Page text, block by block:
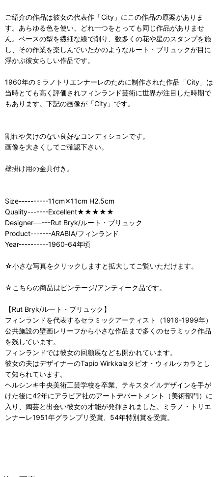
ご紹介の作品は彼女の代表作「City」にこの作品の原案がありま
す。あらゆる色を使い、どれ一つをとっても同じ作品がありませ
ん。ベースの型を繊細な線で削り、数多くの花や星のスタンプを施
し、その作業を楽しんでいたかのようなルート・ブリュックが目に
浮かぶ彼女らしい作品です。
1960年のミラノトリエンナーレのために制作された作品「City」は
当時とても高く評価されフィンランド芸術に世界が注目した時期で
もあります。下記の画像が「City」です。
割れや欠けのない良好なコンディションです。
画像を大きくしてご確認下さい。
壁掛け用の金具付き。
Size----------11cm✕11cm H2.5cm
Quality-------Excellent★★★★★
Designer------Rut Bryk/ルート・ブリュック
Product-------ARABIA/フィンランド
Year----------1960-64年頃
☆小さな写真をクリックしますと拡大してご覧いただけます。
☆こちらの商品はビンテージ/アンティーク品です。
【Rut Bryk/ルート・ブリュック】
フィンランドを代表するセラミックアーティスト（1916-1999年）
公共施設の壁画レリーフから小さな作品まで多くのセラミック作品
を残しています。
フィンランドでは彼女の回顧展なども開かれています。
彼女の夫はデザイナーのTapio Wirkkalaタピオ・ウィルッカラとし
て知られています。
ヘルシンキ中央美術工芸学校を卒業、テキスタイルデザインを手が
けた後に42年にアラビア社のアートデパートメント（美術部門）に
入り、陶芸と出会い彼女の才能が発揮されました。ミラノ・トリエ
ンナーレ1951年グランプリ受賞、54年特別賞を受賞。